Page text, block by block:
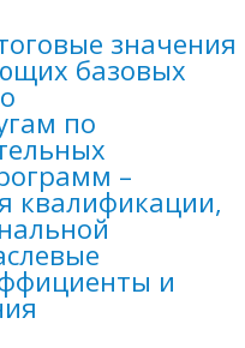
значения
базовых
по
–
квалификации,
и